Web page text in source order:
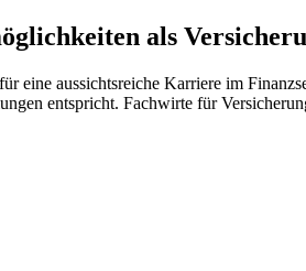
als
eine aussichtsreiche Karriere im
entspricht. Fachwirte für